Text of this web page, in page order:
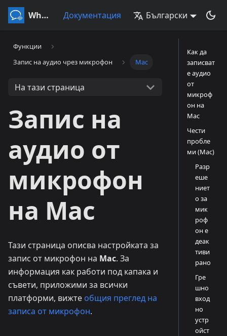
Whisperr Документация Български
Функции
Запис на аудио чрез микрофон
Mac
На тази страница
Запис на
аудио от
микрофон
на Mac
Тази страница описва настройката за
запис от микрофон на Mac. За
информация как работи под капака и
съвети, приложими за всички
платформи, вижте общия преглед на
записа от микрофон.
Как да
записват
е аудио
от
микроф
он на
Mac
Чести
пробле
ми (Mac)
Разр
еше
ниет
о за
мик
роф
он е
деак
тиви
рано
Гре
шно
вход
но
устр
ойст